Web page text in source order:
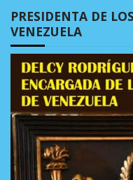
PRESIDENTA DE
VENEZUELA